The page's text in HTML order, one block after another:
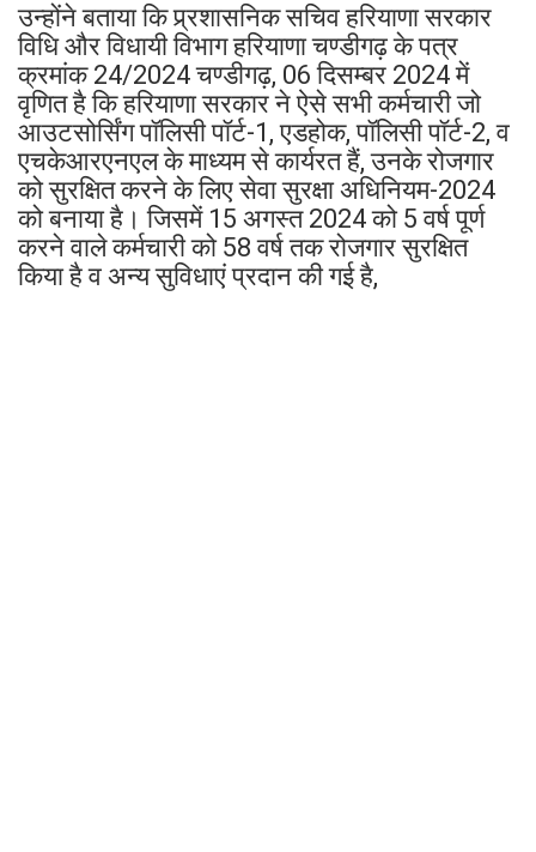
उन्होंने बताया कि प्र्रशासनिक सचिव हरियाणा सरकार
विधि और विधायी विभाग हरियाणा चण्डीगढ़ के पत्र
क्रमांक 24/2024 चण्डीगढ़, 06 दिसम्बर 2024 में
वृणित है कि हरियाणा सरकार ने ऐसे सभी कर्मचारी जो
आउटसोर्सिंग पॉलिसी पॉर्ट-1, एडहोक, पॉलिसी पॉर्ट-2, व
एचकेआरएनएल के माध्यम से कार्यरत हैं, उनके रोजगार
को सुरक्षित करने के लिए सेवा सुरक्षा अधिनियम-2024
को बनाया है। जिसमें 15 अगस्त 2024 को 5 वर्ष पूर्ण
करने वाले कर्मचारी को 58 वर्ष तक रोजगार सुरक्षित
किया है व अन्य सुविधाएं प्रदान की गई है,